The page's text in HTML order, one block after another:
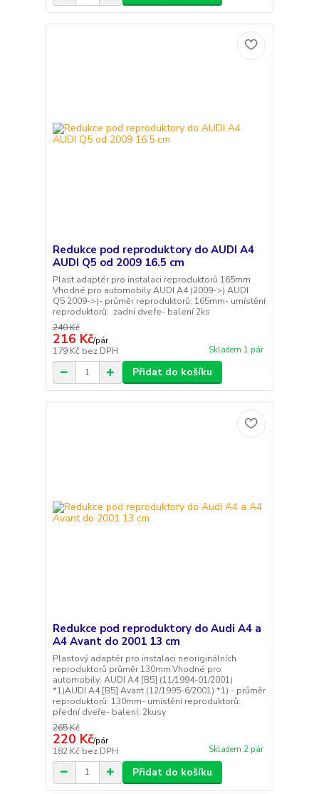
Redukce pod reproduktory do AUDI A4
AUDI Q5 od 2009 16.5 cm
Plast.adaptér pro instalaci reproduktorů 165mm
Vhodné pro automobily:AUDI A4 (2009->) AUDI
Q5 2009->)- průměr reproduktorů: 165mm- umístění
reproduktorů: zadní dveře- balení 2ks
240 Kč
216 Kč/pár
179 Kč bez DPH Skladem 1 pár
Přidat do košíku
Redukce pod reproduktory do Audi A4 a
A4 Avant do 2001 13 cm
Plastový adaptér pro instalaci neoriginálních
reproduktorů průměr 130mm.Vhodné pro
automobily: AUDI A4 [B5] (11/1994-01/2001)
*1)AUDI A4 [B5] Avant (12/1995-6/2001) *1) - průměr
reproduktorů: 130mm- umístění reproduktorů:
přední dveře- balení: 2kusy
265 Kč
220 Kč/pár
182 Kč bez DPH Skladem 2 pár
Přidat do košíku